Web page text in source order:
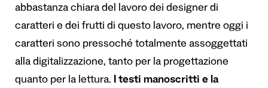
abbastanza chiara del lavoro dei designer di
caratteri e dei frutti di questo lavoro, mentre oggi i
caratteri sono pressoché totalmente assoggettati
alla digitalizzazione, tanto per la progettazione
quanto per la lettura. I testi manoscritti e la